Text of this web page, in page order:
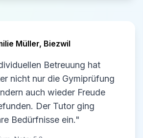
Müller, Biezwil
Betreuung hat
nicht nur die Gymiprüfung
auch wieder Freude
Der Tutor ging
Bedürfnisse ein."